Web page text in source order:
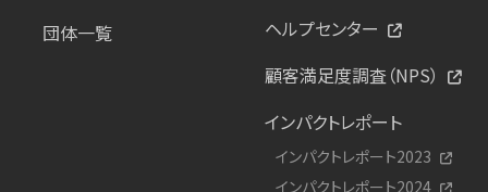
団体一覧
ヘルプセンター
顧客満足度調査（NPS）
インパクトレポート
インパクトレポート2023
インパクトレポート2024